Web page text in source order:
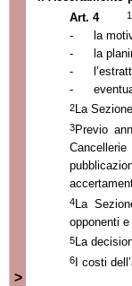
>
Art. 4
1
-
la
-
la
-
-
2La Sezione
3Previo
4La
opponenti e
5La
6 I costi